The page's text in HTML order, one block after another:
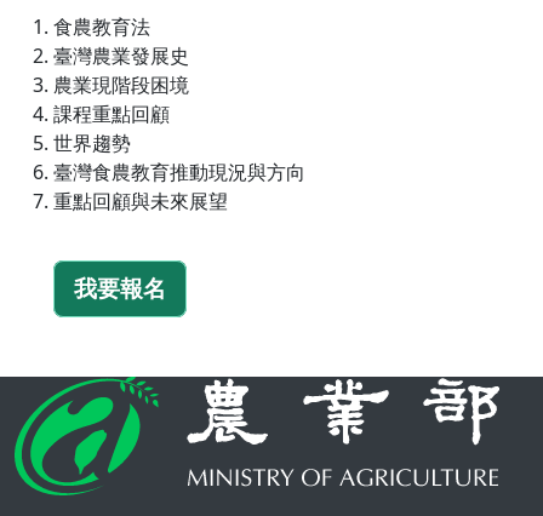
食農教育法
臺灣農業發展史
農業現階段困境
課程重點回顧
世界趨勢
臺灣食農教育推動現況與方向
重點回顧與未來展望
我要報名